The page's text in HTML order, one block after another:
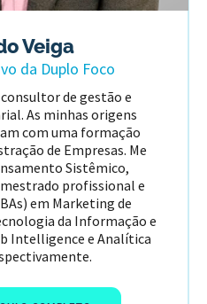
Veiga
da Duplo Foco
de gestão e
As minhas origens
com uma formação
de Empresas. Me
Sistêmico,
profissional e
em Marketing de
da Informação e
Intelligence e Analítica